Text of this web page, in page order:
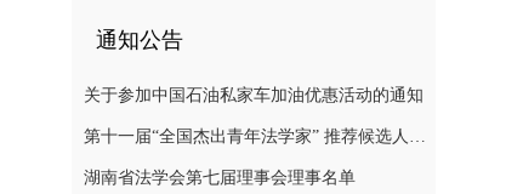
通知公告
关于参加中国石油私家车加油优惠活动的通知
第十一届“全国杰出青年法学家” 推荐候选人公示公告
湖南省法学会第七届理事会理事名单